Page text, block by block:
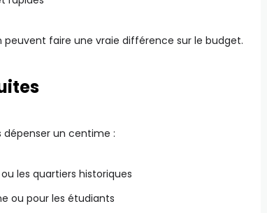
faire une vraie différence sur le budget.
un centime :
les quartiers historiques
ou pour les étudiants